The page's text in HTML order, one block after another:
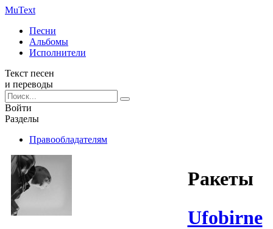
MuText
Песни
Альбомы
Исполнители
Текст песен
и переводы
Войти
Разделы
Правообладателям
Ракеты
Ufobirne